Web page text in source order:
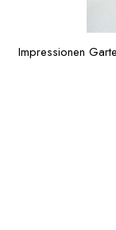
Impressionen